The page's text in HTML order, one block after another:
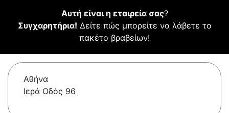
Αυτή είναι η εταιρεία σας?
Συγχαρητήρια! Δείτε πώς μπορείτε να λάβετε το
πακέτο βραβείων!
Αθήνα
Ιερά Οδός 96